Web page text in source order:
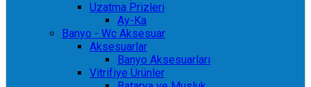
Uzatma Prizleri
Ay-Ka
Banyo - Wc Aksesuar
Aksesuarlar
Banyo Aksesuarları
Vitrifiye Ürünler